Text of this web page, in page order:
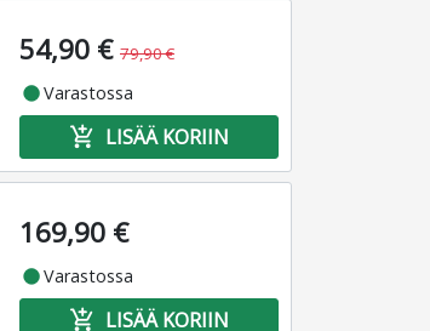
54,90 € 79,90 €
fiber_manual_recordVarastossa
add_shopping_cart LISÄÄ KORIIN
169,90 €
fiber_manual_recordVarastossa
add_shopping_cart LISÄÄ KORIIN